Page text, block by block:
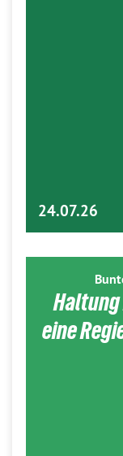
24.07.26
eine